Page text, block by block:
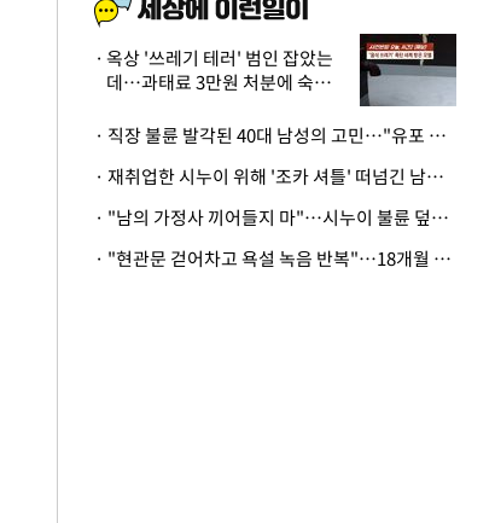
옥상 '쓰레기 테러' 범인 잡았는
데…과태료 3만원 처분에 숙박업
· 직장 불륜 발각된 40대 남성의 고민…"유포 동료 명예훼손·협박죄 고소 가능할까"
· 재취업한 시누이 위해 '조카 셔틀' 떠넘긴 남편…아내 "난 못한다"
· "남의 가정사 끼어들지 마"…시누이 불륜 덮으려는 남편에 억울한 아내
· "현관문 걷어차고 욕설 녹음 반복"…18개월 아기 키우는 집 뒤흔든 '앞집의 비극'